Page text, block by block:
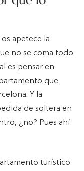
apetece la
no se coma todo
es pensar en
que
Y la
de soltera en
¿no? Pues ahí
turístico